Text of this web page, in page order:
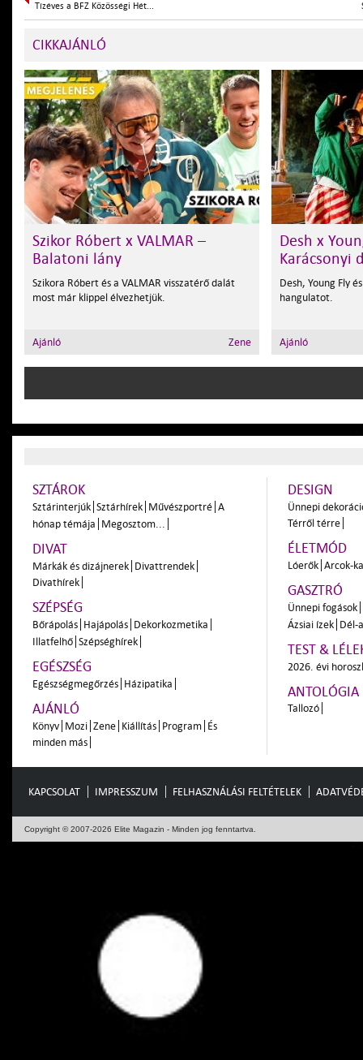
Tízéves a BFZ Közösségi Hét...
CIKKAJÁNLÓ
Szikor Róbert x VALMAR –
Balatoni lány
Szikora Róbert és a VALMAR visszatérő dalát
most már klippel élvezhetjük.
Ajánló Zene
Desh x
Karácsonyi
Desh, Young Fly
hangulatot.
Ajánló
SZTÁROK
Sztárinterjúk Sztárhírek Művészportré A
hónap témája Megosztom...
DIVAT
Márkák és dizájnerek Divattrendek
Divathírek
SZÉPSÉG
Bőrápolás Hajápolás Dekorkozmetika
Illatfelhő Szépséghírek
EGÉSZSÉG
Egészségmegőrzés Házipatika
AJÁNLÓ
Könyv Mozi Zene Kiállítás Program És
minden más
DESIGN
Ünnepi
Térről térre
ÉLETMÓD
Lóerők Arcok-
GASZTRÓ
Ünnepi fogások
Ázsiai ízek Dél-
TEST &
2026. évi
ANTOLÓGIA
Tallozó
KAPCSOLAT IMPRESSZUM FELHASZNÁLÁSI FELTÉTELEK
Copyright © 2007-2026 Elite Magazin - Minden jog fenntartva.